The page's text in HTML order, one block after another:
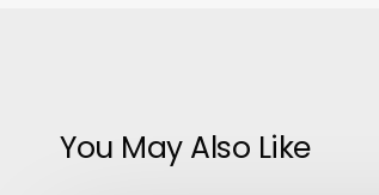
You May Also Like